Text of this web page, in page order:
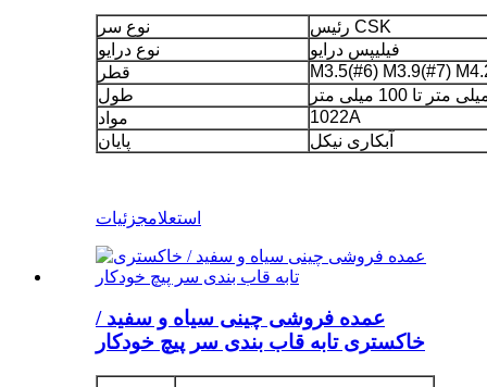
نوع سر
رئیس CSK
نوع درایو
فیلیپس درایو
قطر
M3.5(#6) M3.9(#7)
طول
مواد
1022A
پایان
آبکاری نیکل
استعلامجزئیات
عمده فروشی چینی سیاه و سفید /
خاکستری تابه قاب بندی سر پیچ خودکار